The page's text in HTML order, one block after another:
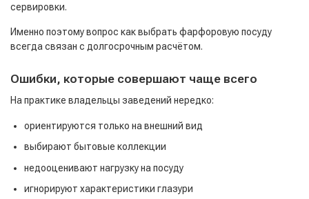
сервировки.
Именно поэтому вопрос как выбрать фарфоровую посуду
всегда связан с долгосрочным расчётом.
Ошибки, которые совершают чаще всего
На практике владельцы заведений нередко:
ориентируются только на внешний вид
выбирают бытовые коллекции
недооценивают нагрузку на посуду
игнорируют характеристики глазури